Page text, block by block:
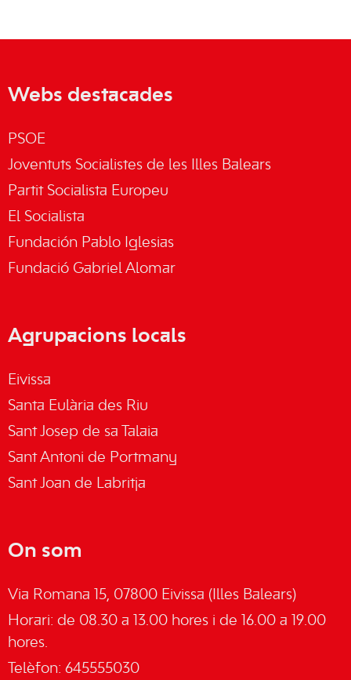
Webs destacades
PSOE
Joventuts Socialistes de les Illes Balears
Partit Socialista Europeu
El Socialista
Fundación Pablo Iglesias
Fundació Gabriel Alomar
Agrupacions locals
Eivissa
Santa Eulària des Riu
Sant Josep de sa Talaia
Sant Antoni de Portmany
Sant Joan de Labritja
On som
Via Romana 15, 07800 Eivissa (Illes Balears)
Horari: de 08.30 a 13.00 hores i de 16.00 a 19.00
hores.
Telèfon: 645555030